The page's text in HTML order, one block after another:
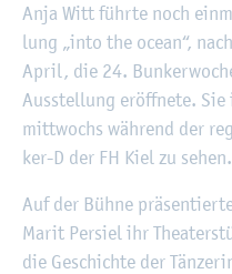
Anja Witt führ­te noch
lung „into the ocean“,
April, die 24.
Aus­stel­lung er­öff­ne­te.
mitt­wochs wäh­rend der
ker-D der FH Kiel zu sehen.
Auf der Bühne
Marit Per­siel ihr
die Ge­schich­te der